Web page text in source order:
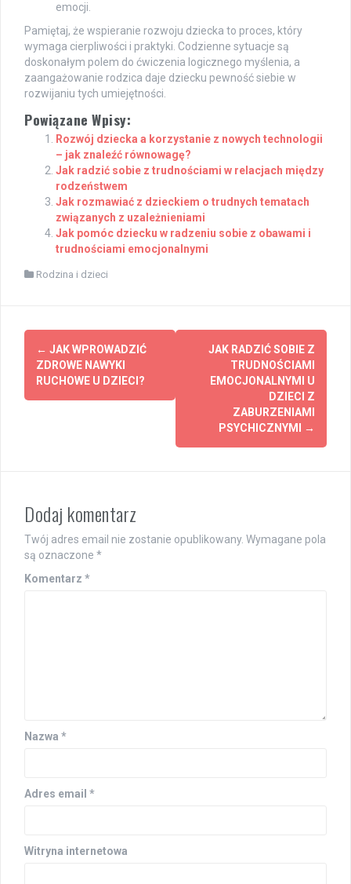
emocji.
Pamiętaj, że wspieranie rozwoju dziecka to proces, który
wymaga cierpliwości i praktyki. Codzienne sytuacje są
doskonałym polem do ćwiczenia logicznego myślenia, a
zaangażowanie rodzica daje dziecku pewność siebie w
rozwijaniu tych umiejętności.
Powiązane Wpisy:
Rozwój dziecka a korzystanie z nowych technologii
– jak znaleźć równowagę?
Jak radzić sobie z trudnościami w relacjach między
rodzeństwem
Jak rozmawiać z dzieckiem o trudnych tematach
związanych z uzależnieniami
Jak pomóc dziecku w radzeniu sobie z obawami i
trudnościami emocjonalnymi
Rodzina i dzieci
Post
navigation
← JAK WPROWADZIĆ
ZDROWE NAWYKI
RUCHOWE U DZIECI?
JAK RADZIĆ SOBIE Z
TRUDNOŚCIAMI
EMOCJONALNYMI U
DZIECI Z
ZABURZENIAMI
PSYCHICZNYMI
→
Dodaj komentarz
Twój adres email nie zostanie opublikowany. Wymagane pola
są oznaczone *
Komentarz *
Nazwa *
Adres email *
Witryna internetowa